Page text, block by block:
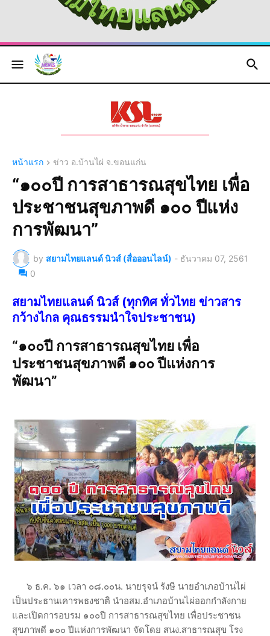
หน้าแรก ข่าว อ.บ้านไผ่ จ.ขอนแก่น
“๑๐๐ปี การสาธารณสุขไทย เพื่อ
ประชาชนสุขภาพดี ๑๐๐ ปีแห่ง
การพัฒนา”
by สยามไทยแลนด์ นิวส์ (สื่อออนไลน์) - ธันวาคม 07, 2561
0
สยามไทยแลนด์ นิวส์ (ทุกทิศ ทั่วไทย ข่าวสาร
กว้างไกล คุณธรรมนำใจประชาชน)
“๑๐๐ปี การสาธารณสุขไทย เพื่อ
ประชาชนสุขภาพดี ๑๐๐ ปีแห่งการ
พัฒนา”
๖ ธ.ค. ๖๑ เวลา ๐๘.๐๐น. นายรุจน์ รังษี นายอำเภอบ้านไผ่
เป็นประธานเคารพธงชาติ นำอสม.อำเภอบ้านไผ่ออกกำลังกาย
และเปิดการอบรม ๑๐๐ปี การสาธารณสุขไทย เพื่อประชาชน
สุขภาพดี ๑๐๐ ปีแห่งการพัฒนา จัดโดย สนง.สาธารณสุข โรง